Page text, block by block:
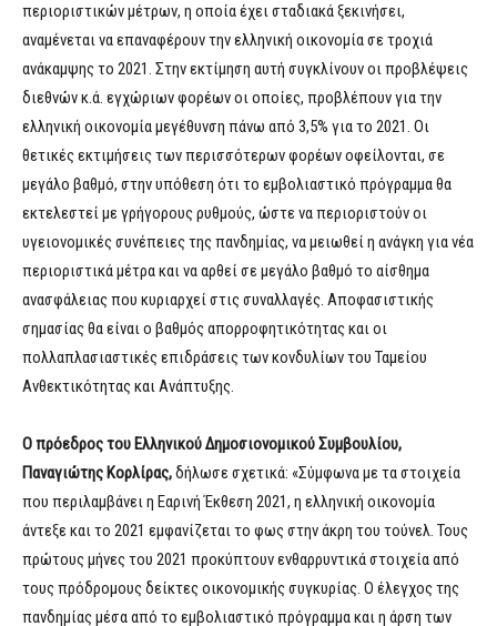
περιοριστικών μέτρων, η οποία έχει σταδιακά ξεκινήσει,
αναμένεται να επαναφέρουν την ελληνική οικονομία σε τροχιά
ανάκαμψης το 2021. Στην εκτίμηση αυτή συγκλίνουν οι προβλέψεις
διεθνών κ.ά. εγχώριων φορέων οι οποίες, προβλέπουν για την
ελληνική οικονομία μεγέθυνση πάνω από 3,5% για το 2021. Οι
θετικές εκτιμήσεις των περισσότερων φορέων οφείλονται, σε
μεγάλο βαθμό, στην υπόθεση ότι το εμβολιαστικό πρόγραμμα θα
εκτελεστεί με γρήγορους ρυθμούς, ώστε να περιοριστούν οι
υγειονομικές συνέπειες της πανδημίας, να μειωθεί η ανάγκη για νέα
περιοριστικά μέτρα και να αρθεί σε μεγάλο βαθμό το αίσθημα
ανασφάλειας που κυριαρχεί στις συναλλαγές. Αποφασιστικής
σημασίας θα είναι ο βαθμός απορροφητικότητας και οι
πολλαπλασιαστικές επιδράσεις των κονδυλίων του Ταμείου
Ανθεκτικότητας και Ανάπτυξης.
Ο πρόεδρος του Ελληνικού Δημοσιονομικού Συμβουλίου,
Παναγιώτης Κορλίρας,δήλωσε σχετικά: «Σύμφωνα με τα στοιχεία
που περιλαμβάνει η Εαρινή Έκθεση 2021, η ελληνική οικονομία
άντεξε και το 2021 εμφανίζεται το φως στην άκρη του τούνελ. Τους
πρώτους μήνες του 2021 προκύπτουν ενθαρρυντικά στοιχεία από
τους πρόδρομους δείκτες οικονομικής συγκυρίας. Ο έλεγχος της
πανδημίας μέσα από το εμβολιαστικό πρόγραμμα και η άρση των